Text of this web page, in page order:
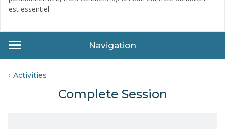
est essentiel.
Navigation
Activities
Complete Session